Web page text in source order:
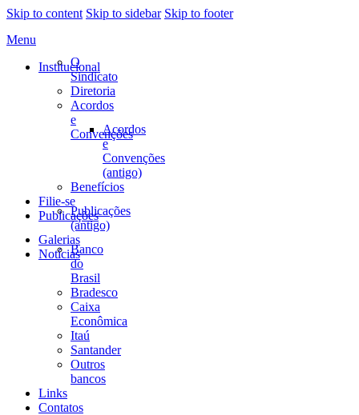
Skip to content Skip to sidebar Skip to footer
Menu
Institucional
O
Sindicato
Diretoria
Acordos
e
Convenções
Acordos
e
Convenções
(antigo)
Benefícios
Filie-se
PublicaçõesPublicações
(antigo)
Galerias
NotíciasBanco
do
Brasil
Bradesco
Caixa
Econômica
Itaú
Santander
Outros
bancos
Links
Contatos